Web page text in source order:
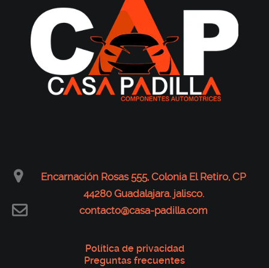
Encarnación Rosas 555, Colonia El Retiro, CP
44280 Guadalajara. jalisco.
contacto@casa-padilla.com
Política de privacidad
Preguntas frecuentes